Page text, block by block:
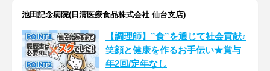
池田記念病院(日清医療食品株式会社 仙台支店)
【調理師】”食”を通じて社会貢献♪
笑顔と健康を作るお手伝い★賞与
年2回/定年なし